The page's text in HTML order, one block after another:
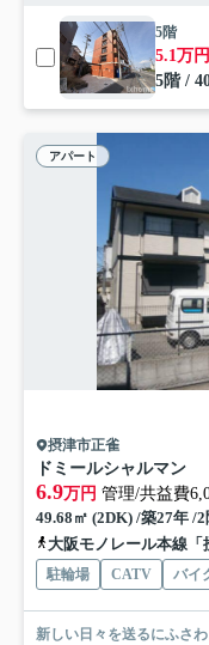
5階
5.1万円
5階 /
アパート
摂津市正雀
ドミールシャルマン
6.9万円 管理/共益費
49.68㎡ (2DK) /築27年 /
大阪モノレール本線「
駐輪場 CATV バイ
新しい日々を送るにふさ